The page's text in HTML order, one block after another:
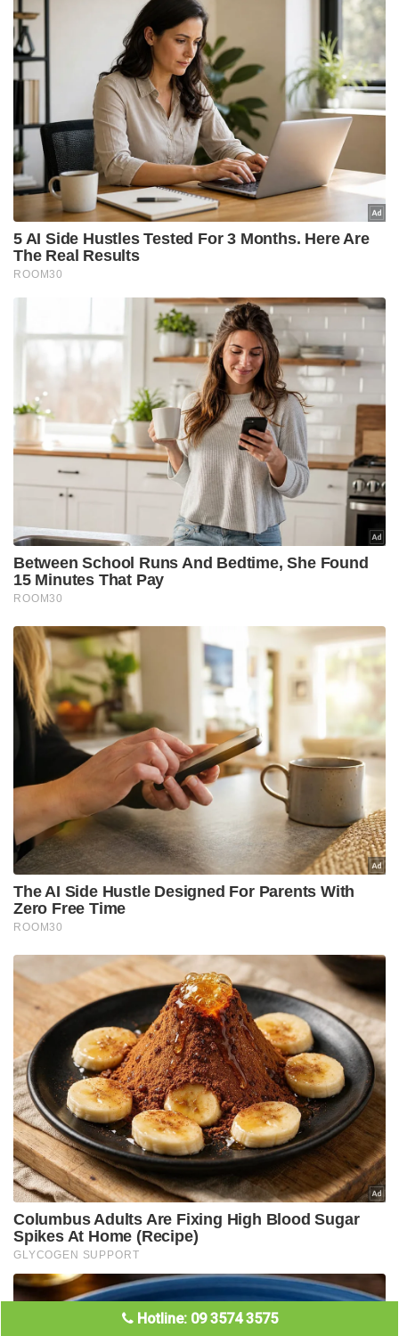
Hotline: 09 3574 3575